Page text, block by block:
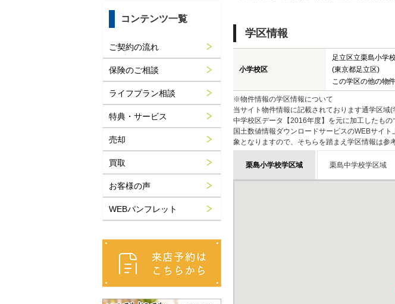
学区情報
小学校区
足立区立栗島小学
(東京都足立区)
この学区の他の物
※物件情報の学区情報について
当サイト物件情報に記載されております通学区
中学校区データ【2016年度】を元に加工したも
国土数値情報ダウンロードサービスのWEBサイ
象となりますので、そちらを踏まえ学区情報は参
栗島小学校学区域 栗島中学校学区域
コンテンツ一覧
ご契約の流れ
保険のご相談
ライフプラン相談
特典・サービス
売却
買取
お客様の声
WEBパンフレット